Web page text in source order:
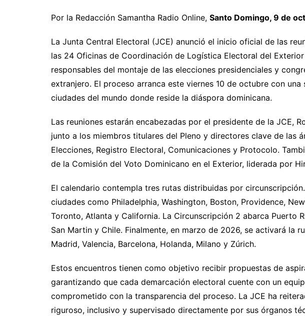
Por la Redacción Samantha Radio Online, Santo Domingo, 9 de
La Junta Central Electoral (JCE) anunció el inicio oficial de las
las 24 Oficinas de Coordinación de Logística Electoral del
responsables del montaje de las elecciones presidenciales y
extranjero. El proceso arranca este viernes 10 de octubre con
ciudades del mundo donde reside la diáspora dominicana.
Las reuniones estarán encabezadas por el presidente de la JCE,
junto a los miembros titulares del Pleno y directores clave de las
Elecciones, Registro Electoral, Comunicaciones y Protocolo.
de la Comisión del Voto Dominicano en el Exterior, liderada por
El calendario contempla tres rutas distribuidas por
ciudades como Philadelphia, Washington, Boston, Providence,
Toronto, Atlanta y California. La Circunscripción 2 abarca Puerto
San Martin y Chile. Finalmente, en marzo de 2026, se activará la
Madrid, Valencia, Barcelona, Holanda, Milano y Zúrich.
Estos encuentros tienen como objetivo recibir propuestas de
garantizando que cada demarcación electoral cuente con un
comprometido con la transparencia del proceso. La JCE ha
riguroso, inclusivo y supervisado directamente por sus órganos